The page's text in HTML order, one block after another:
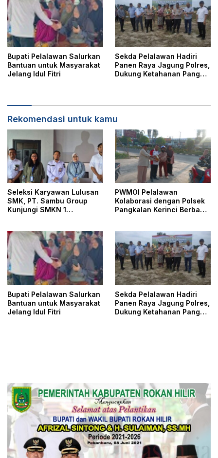
Bupati Pelalawan Salurkan
Bantuan untuk Masyarakat
Jelang Idul Fitri
Sekda Pelalawan Hadiri
Panen Raya Jagung Polres,
Dukung Ketahanan Pangan
Rekomendasi untuk kamu
Seleksi Karyawan Lulusan
SMK, PT. Sambu Group
Kunjungi SMKN 1
PWMOI Pelalawan
Kolaborasi dengan Polsek
Pangkalan Kerinci Berbagi
Bupati Pelalawan Salurkan
Bantuan untuk Masyarakat
Jelang Idul Fitri
Sekda Pelalawan Hadiri
Panen Raya Jagung Polres,
Dukung Ketahanan Pangan